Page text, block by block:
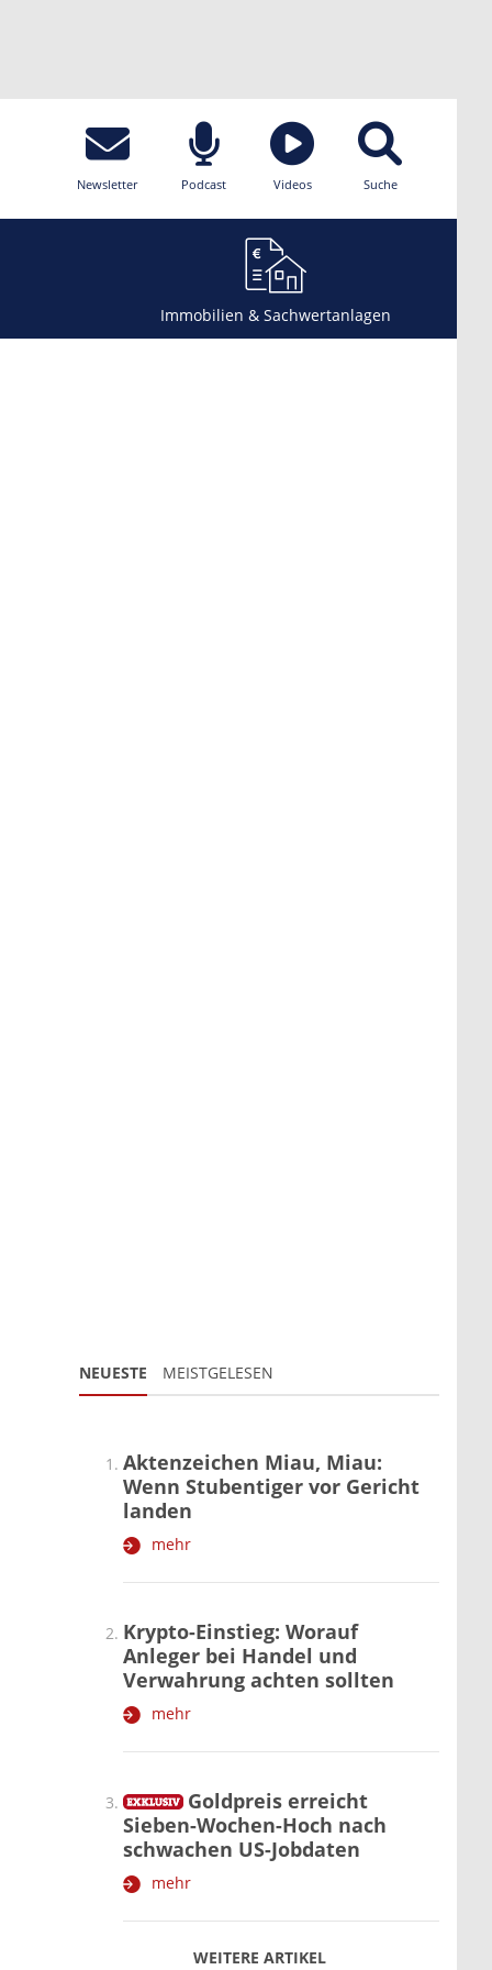
Newsletter Podcast Videos Suche
Immobilien & Sachwertanlagen
NEUESTE MEISTGELESEN
WEITERE ARTIKEL
zurückweiter
Aktenzeichen Miau, Miau:
Wenn Stubentiger vor Gericht
landen
mehr
Krypto-Einstieg: Worauf
Anleger bei Handel und
Verwahrung achten sollten
mehr
Goldpreis erreicht
Sieben-Wochen-Hoch nach
schwachen US-Jobdaten
mehr